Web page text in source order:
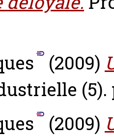
(2009)
(5).
(2009)